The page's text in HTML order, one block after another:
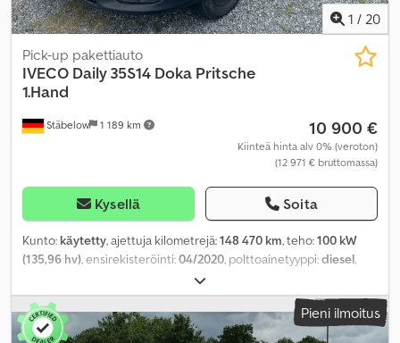
1 / 20
Stäbelow 1 189 km
Pick-up pakettiauto
IVECO Daily 35S14 Doka Pritsche
1.Hand
10 900 €
Kiinteä hinta alv 0% (veroton)
(12 971 € bruttomassa)
Kysellä Soita
Kunto: käytetty, ajettuja kilometrejä:148 470 km, teho:100 kW
(135,96 hv) , ensirekisteröinti:04/2020 , polttoainetyyppi:diesel
, seuraava tarkastus (TÜV):
valkoinen, vaihteistotyyppi:mekaaninen, päästöluokka:Euro 6,
istuimien määrä:7, kokonaispituus:6 085 mm, kokonaisleveys:
2 130 mm, kokonaiskorkeus:2 322 mm, Varusteet: ABS,
Pieni ilmoitus